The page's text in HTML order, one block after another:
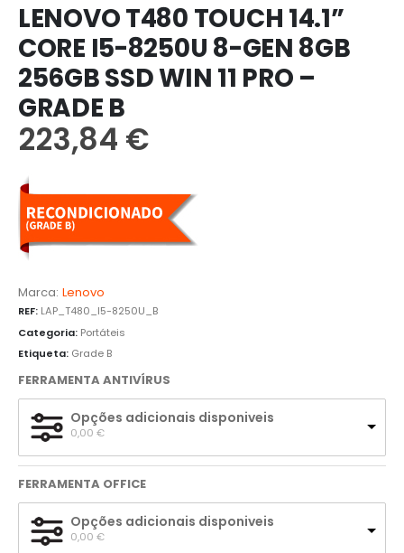
LENOVO T480 TOUCH 14.1”
CORE I5-8250U 8-GEN 8GB
256GB SSD WIN 11 PRO –
GRADE B
223,84 €
Marca: Lenovo
REF: LAP_T480_I5-8250U_B
Categoria: Portáteis
Etiqueta: Grade B
FERRAMENTA ANTIVÍRUS
Opções adicionais disponiveis
0,00 €
FERRAMENTA OFFICE
Opções adicionais disponiveis
0,00 €